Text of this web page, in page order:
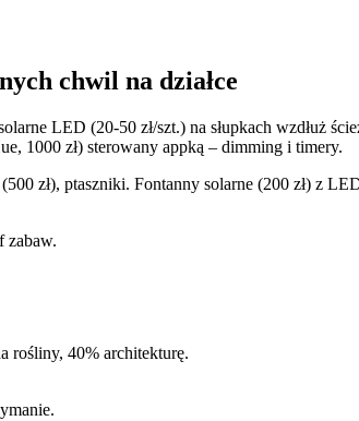
chwil na działce
LED (20-50 zł/szt.) na słupkach wzdłuż
1000 zł) sterowany appką – dimming i timery.
zł), ptaszniki. Fontanny solarne (200 zł) z
zabaw.
rośliny, 40% architekturę.